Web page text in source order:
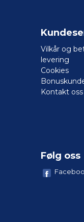
Vilkår og
levering
Cookies
Kontakt oss
Følg oss